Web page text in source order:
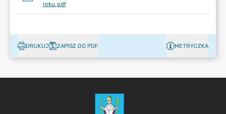
roku.pdf
DRUKUJ ZAPISZ DO PDF METRYCZKA